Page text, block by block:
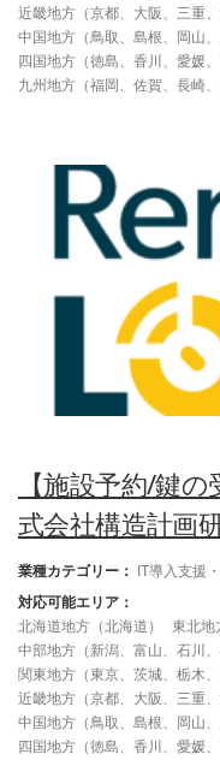
近畿地方（京都、大阪、三重
中国地方（鳥取、島根、岡山、
四国地方（徳島、香川、愛媛、
九州地方（福岡、佐賀、長崎
【施設予約/鍵
式会社構造計画
業種カテゴリー：
IT導入支援
対応可能エリア：
北海道地方（北海道）
東北地
中部地方（新潟、富山、石川
関東地方（東京、茨城、栃木
近畿地方（京都、大阪、三重
中国地方（鳥取、島根、岡山、
四国地方（徳島、香川、愛媛、